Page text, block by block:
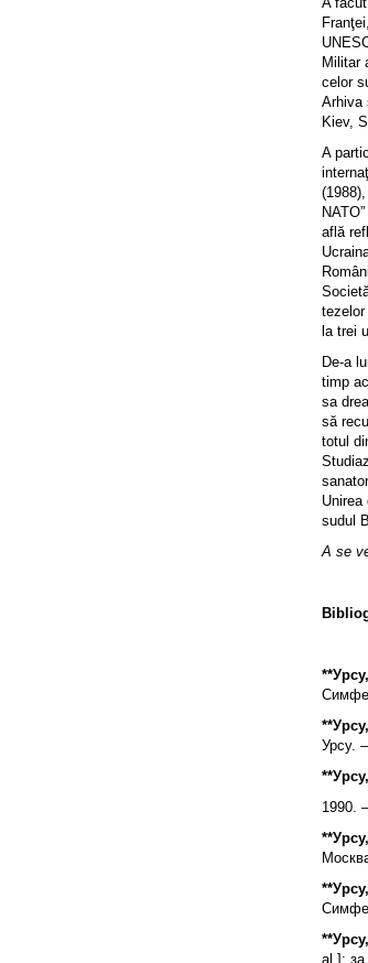
Militar
celor
Arhiva
Kiev,
A
află
tezelor
la trei
De-a
timp
sa
să
totul
sudul
A se
**Урсу,
**Урсу,
Урсу.
**Урсу,
1990.
**Урсу,
**Урсу,
al.];